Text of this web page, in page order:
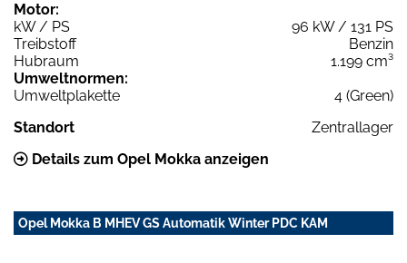
Motor:
kW / PS
96 kW / 131 PS
Treibstoff
Benzin
Hubraum
1.199 cm³
Umweltnormen:
Umweltplakette
4 (Green)
Standort
Zentrallager
Details zum Opel Mokka anzeigen
Opel Mokka B MHEV GS Automatik Winter PDC KAM